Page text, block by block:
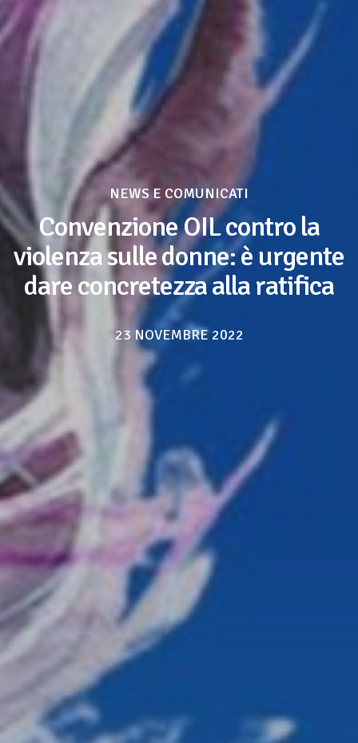
NEWS E COMUNICATI
Convenzione OIL contro la
violenza sulle donne: è urgente
dare concretezza alla ratifica
23 NOVEMBRE 2022